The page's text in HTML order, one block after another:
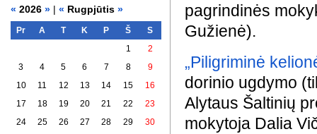
« 2026 » | « Rugpjūtis »
Pr A T K P Š
S
1
2
3
4 5 6 7 8
9
10
11 12 13 14 15
16
17
18 19 20 21 22
23
24
25 26 27 28 29
30
pagrindinės
Gužienė).
„Piligriminė
dorinio ugdymo
Alytaus Šaltinių
mokytoja Dalia